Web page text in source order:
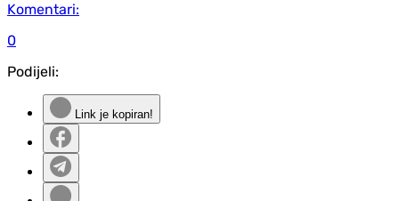
Komentari:
0
Podijeli:
Link je kopiran!